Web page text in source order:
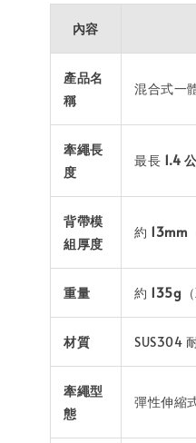
內容
產品名
稱
混合式一
牽繩長
度
最長 1.4
背帶模
組厚度
約 13mm
重量 約 135g
材質 SUS304
牽繩型
態
彈性伸縮